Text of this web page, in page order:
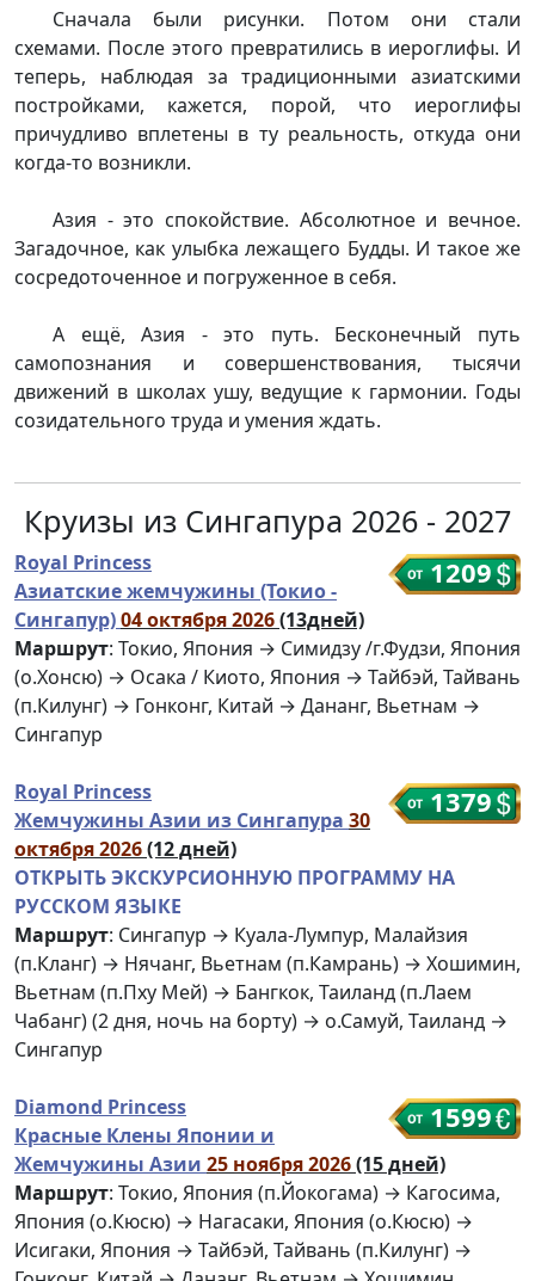
Сначала были рисунки. Потом они стали
схемами. После этого превратились в иероглифы. И
теперь, наблюдая за традиционными азиатскими
постройками, кажется, порой, что иероглифы
причудливо вплетены в ту реальность, откуда они
когда-то возникли.
Азия - это спокойствие. Абсолютное и вечное.
Загадочное, как улыбка лежащего Будды. И такое же
сосредоточенное и погруженное в себя.
А ещё, Азия - это путь. Бесконечный путь
самопознания и совершенствования, тысячи
движений в школах ушу, ведущие к гармонии. Годы
созидательного труда и умения ждать.
Круизы из Сингапура 2026 - 2027
1209
Royal Princess
Азиатские жемчужины (Токио -
Сингапур)04 октября 2026(13дней)
Маршрут: Токио, Япония → Симидзу /г.Фудзи, Япония
(о.Хонсю) → Осака / Киото, Япония → Тайбэй, Тайвань
(п.Килунг) → Гонконг, Китай → Дананг, Вьетнам →
Сингапур
1379
Royal Princess
Жемчужины Азии из Сингапура 30
октября 2026(12 дней)
ОТКРЫТЬ ЭКСКУРСИОННУЮ ПРОГРАММУ НА
РУССКОМ ЯЗЫКЕ
Маршрут: Сингапур → Куала-Лумпур, Малайзия
(п.Кланг) → Нячанг, Вьетнам (п.Камрань) → Хошимин,
Вьетнам (п.Пху Мей) → Бангкок, Таиланд (п.Лаем
Чабанг) (2 дня, ночь на борту) → о.Самуй, Таиланд →
Сингапур
1599
Diamond Princess
Красные Клены Японии и
Жемчужины Азии 25 ноября 2026(15 дней)
Маршрут: Токио, Япония (п.Йокогама) → Кагосима,
Япония (о.Кюсю) → Нагасаки, Япония (о.Кюсю) →
Исигаки, Япония → Тайбэй, Тайвань (п.Килунг) →